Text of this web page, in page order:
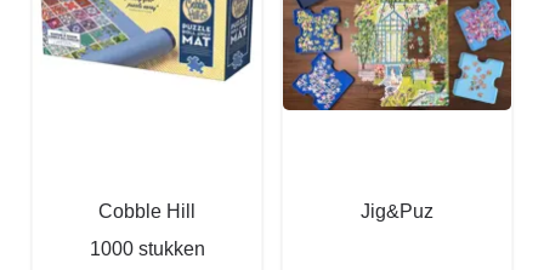
Cobble Hill
1000 stukken
Jig&Puz